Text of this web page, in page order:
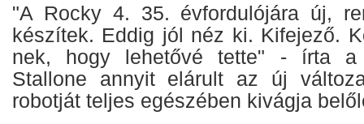
"A Rocky 4. 35. évfordulójára új,
készítek. Eddig jól néz ki. Kifejező.
nek, hogy lehetővé tette" - írta a
Stallone annyit elárult az új
robotját teljes egészében kivágja